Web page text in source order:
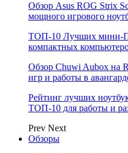
Обзор Asus ROG Strix
мощного игрового
ТОП-10 Лучших мини-
компактных
Обзор Chuwi Aubox на
игр и работы в
Рейтинг лучших
ТОП-10 для работы и
Prev Next
Обзоры